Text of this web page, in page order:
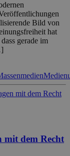
Bild von
hat
gerade im
mit dem Recht